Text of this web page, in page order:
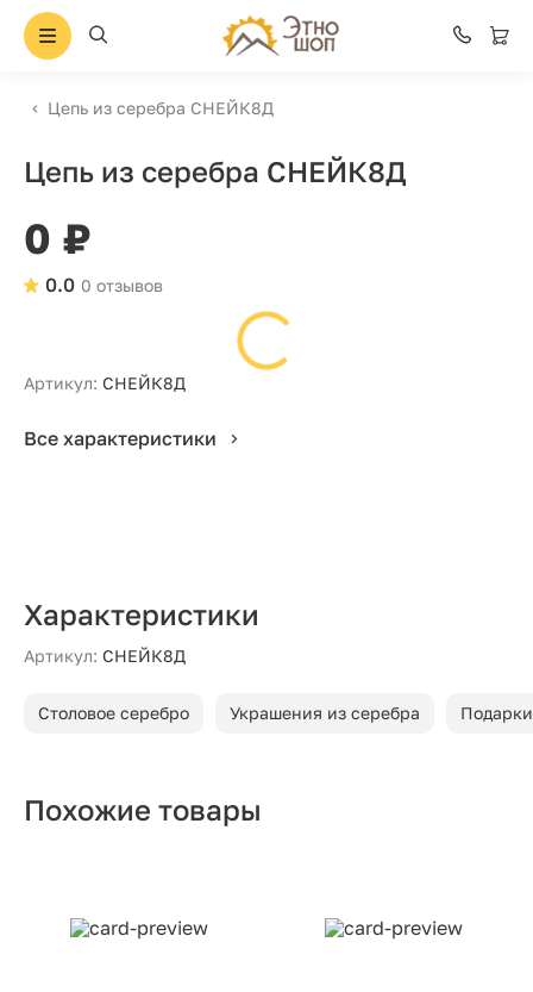
Цепь из серебра СНЕЙК8Д
Цепь из серебра СНЕЙК8Д
0 ₽
0 отзывов
0.0
Артикул: СНЕЙК8Д
Все характеристики
Характеристики
Артикул: СНЕЙК8Д
Столовое серебро Украшения из серебра
Похожие товары